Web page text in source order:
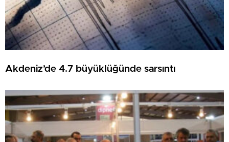
Akdeniz’de 4.7 büyüklüğünde sarsıntı